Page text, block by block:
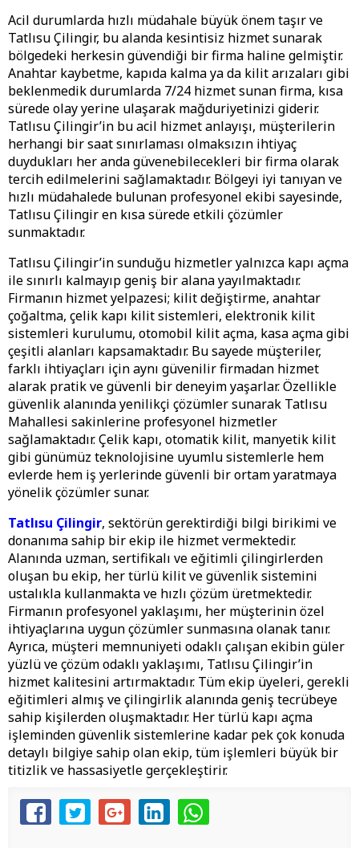
Acil durumlarda hızlı müdahale büyük önem taşır ve
Tatlısu Çilingir, bu alanda kesintisiz hizmet sunarak
bölgedeki herkesin güvendiği bir firma haline gelmiştir.
Anahtar kaybetme, kapıda kalma ya da kilit arızaları gibi
beklenmedik durumlarda 7/24 hizmet sunan firma, kısa
sürede olay yerine ulaşarak mağduriyetinizi giderir.
Tatlısu Çilingir’in bu acil hizmet anlayışı, müşterilerin
herhangi bir saat sınırlaması olmaksızın ihtiyaç
duydukları her anda güvenebilecekleri bir firma olarak
tercih edilmelerini sağlamaktadır. Bölgeyi iyi tanıyan ve
hızlı müdahalede bulunan profesyonel ekibi sayesinde,
Tatlısu Çilingir en kısa sürede etkili çözümler
sunmaktadır.
Tatlısu Çilingir’in sunduğu hizmetler yalnızca kapı açma
ile sınırlı kalmayıp geniş bir alana yayılmaktadır.
Firmanın hizmet yelpazesi; kilit değiştirme, anahtar
çoğaltma, çelik kapı kilit sistemleri, elektronik kilit
sistemleri kurulumu, otomobil kilit açma, kasa açma gibi
çeşitli alanları kapsamaktadır. Bu sayede müşteriler,
farklı ihtiyaçları için aynı güvenilir firmadan hizmet
alarak pratik ve güvenli bir deneyim yaşarlar. Özellikle
güvenlik alanında yenilikçi çözümler sunarak Tatlısu
Mahallesi sakinlerine profesyonel hizmetler
sağlamaktadır. Çelik kapı, otomatik kilit, manyetik kilit
gibi günümüz teknolojisine uyumlu sistemlerle hem
evlerde hem iş yerlerinde güvenli bir ortam yaratmaya
yönelik çözümler sunar.
Tatlısu Çilingir, sektörün gerektirdiği bilgi birikimi ve
donanıma sahip bir ekip ile hizmet vermektedir.
Alanında uzman, sertifikalı ve eğitimli çilingirlerden
oluşan bu ekip, her türlü kilit ve güvenlik sistemini
ustalıkla kullanmakta ve hızlı çözüm üretmektedir.
Firmanın profesyonel yaklaşımı, her müşterinin özel
ihtiyaçlarına uygun çözümler sunmasına olanak tanır.
Ayrıca, müşteri memnuniyeti odaklı çalışan ekibin güler
yüzlü ve çözüm odaklı yaklaşımı, Tatlısu Çilingir’in
hizmet kalitesini artırmaktadır. Tüm ekip üyeleri, gerekli
eğitimleri almış ve çilingirlik alanında geniş tecrübeye
sahip kişilerden oluşmaktadır. Her türlü kapı açma
işleminden güvenlik sistemlerine kadar pek çok konuda
detaylı bilgiye sahip olan ekip, tüm işlemleri büyük bir
titizlik ve hassasiyetle gerçekleştirir.